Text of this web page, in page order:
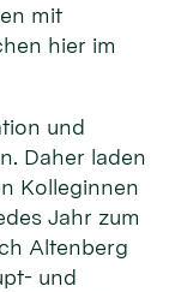
mit
hier im
und
Daher laden
Kolleginnen
Jahr zum
Altenberg
und